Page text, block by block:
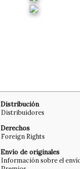
Distribución
Distribuidores
Derechos
Foreign Rights
Envío de originales
Información sobre el